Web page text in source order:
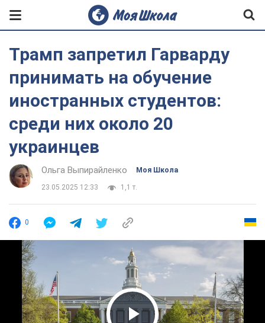
Трамп запретил Гарварду
принимать на обучение
иностранных студентов:
среди них около 20
украинцев
Ольга Выпирайленко Моя Школа
23.05.2025 12:33 1,1 т.
0